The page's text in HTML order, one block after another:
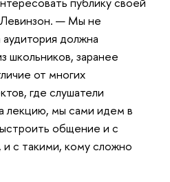
— Мы не
должна
школьников, заранее
от многих
где слушатели
лекцию, мы сами идем в
общение и с
с такими, кому сложно